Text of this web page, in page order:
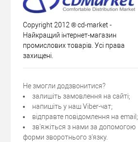
Copyright 2012 ® cd-market -
Найкращий інтернет-магазин
промислових товарів. Усі права
захищені.
Не змогли додзвонитися?
залишіть замовлення на сайті;
напишіть у наш Viber-чат;
відправте повідомлення на email;
зв'яжіться з нами за допомогою
форми зворотнього з'язку.